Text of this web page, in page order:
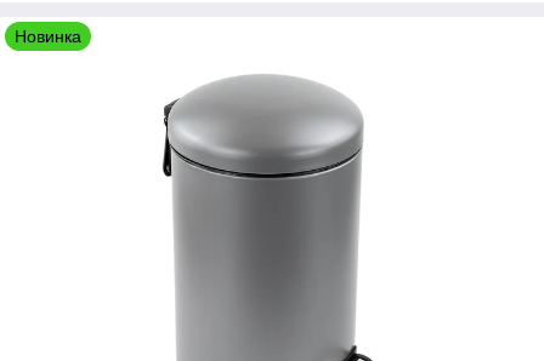
Новинка